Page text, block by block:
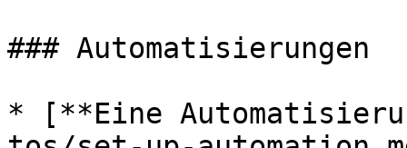
### Automatisierungen
* [**Eine